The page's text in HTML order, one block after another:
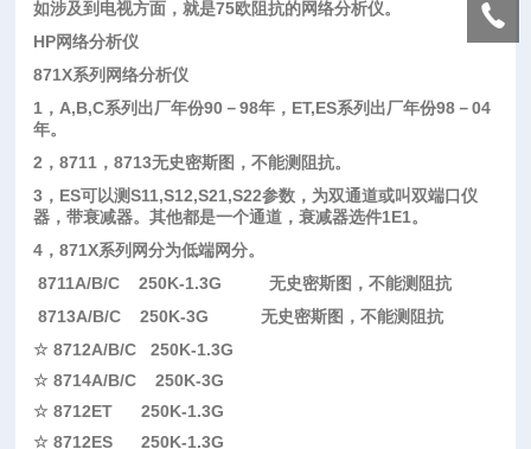
如涉及到电视方面，就是75欧阻抗的网络分析仪。
HP网络分析仪
871X系列网络分析仪
1 ， A,B,C系列出厂年份90 －98年， ET,ES系列出厂年份98 －04
年。
2 ，8711 ，8713无史密斯图，不能测阻抗。
3 ， ES可以测S11,S12,S21,S22参数，为双通道或叫双端口仪
器，带衰减器。其他都是一个通道，衰减器选件1E1。
4 ，871X系列网分为低端网分。
8711A/B/C 250K-1.3G
无史密斯图，不能测阻抗
8713A/B/C 250K-3G
无史密斯图，不能测阻抗
☆8712A/B/C 250K-1.3G
☆8714A/B/C 250K-3G
☆8712ET 250K-1.3G
☆8712ES 250K-1.3G